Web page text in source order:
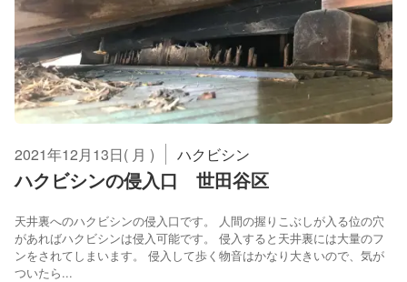
2021年12月13日( 月 ) ハクビシン
ハクビシンの侵入口 世田谷区
天井裏へのハクビシンの侵入口です。 人間の握りこぶしが入る位の穴
があればハクビシンは侵入可能です。 侵入すると天井裏には大量のフ
ンをされてしまいます。 侵入して歩く物音はかなり大きいので、気が
ついたら...